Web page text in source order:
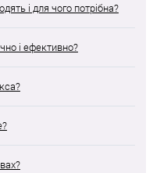
і для чого потрібна?
і ефективно?